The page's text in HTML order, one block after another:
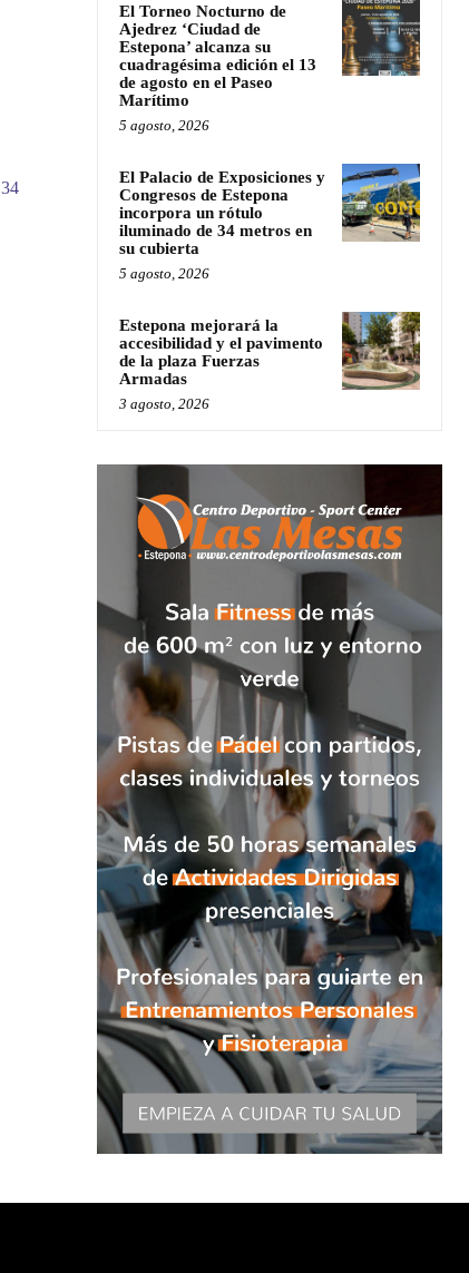
El Torneo Nocturno de
Ajedrez ‘Ciudad de
Estepona’ alcanza su
cuadragésima edición el 13
de agosto en el Paseo
Marítimo
5 agosto, 2026
El Palacio de Exposiciones y
Congresos de Estepona
incorpora un rótulo
iluminado de 34 metros en
su cubierta
5 agosto, 2026
Estepona mejorará la
accesibilidad y el pavimento
de la plaza Fuerzas
Armadas
3 agosto, 2026